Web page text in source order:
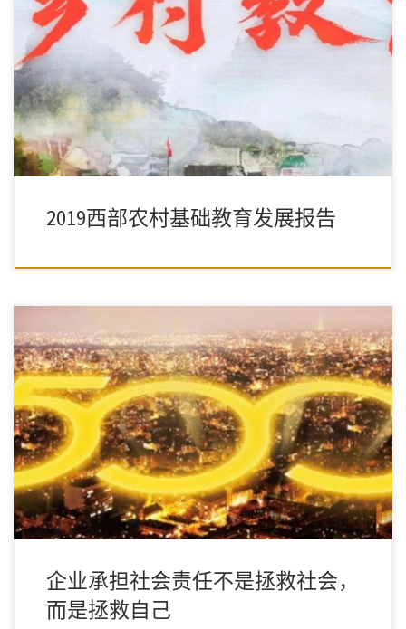
上篇 西部基础教育的发展和新情况新问题 由于历史的原因，我国
东中西部的经济社会发展水平和教育发展水平 […]
2019西部农村基础教育发展报告
社会责任之于企业，不仅是公益和捐赠，更重要的是增进社会福
利、保护环境、改善民生。
企业承担社会责任不是拯救社会，
而是拯救自己